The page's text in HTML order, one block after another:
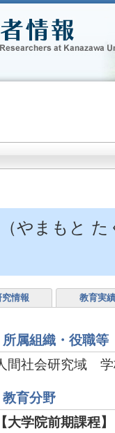
（やまもと た
究情報 教育実績
所属組織・役職等
間社会研究域
教育分野
【大学院前期課程】